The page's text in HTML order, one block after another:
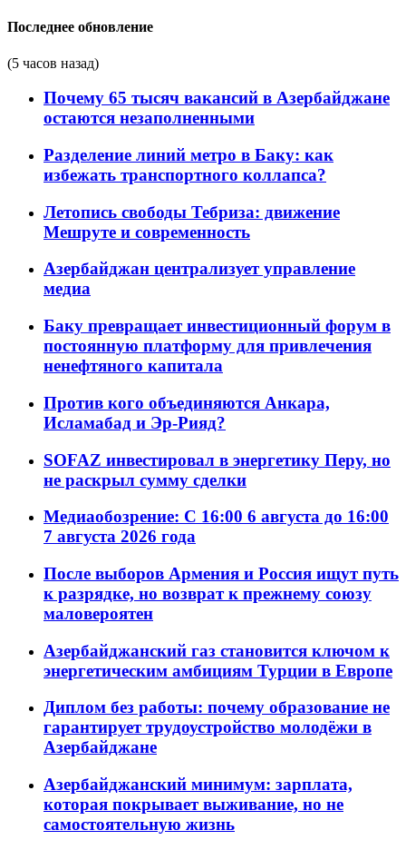
Последнее обновление
(5 часов назад)
Почему 65 тысяч вакансий в Азербайджане
остаются незаполненными
Разделение линий метро в Баку: как
избежать транспортного коллапса?
Летопись свободы Тебриза: движение
Мешруте и современность
Азербайджан централизует управление
медиа
Баку превращает инвестиционный форум в
постоянную платформу для привлечения
ненефтяного капитала
Против кого объединяются Анкара,
Исламабад и Эр-Рияд?
SOFAZ инвестировал в энергетику Перу, но
не раскрыл сумму сделки
Медиаобозрение: С 16:00 6 августа до 16:00
7 августа 2026 года
После выборов Армения и Россия ищут путь
к разрядке, но возврат к прежнему союзу
маловероятен
Азербайджанский газ становится ключом к
энергетическим амбициям Турции в Европе
Диплом без работы: почему образование не
гарантирует трудоустройство молодёжи в
Азербайджане
Азербайджанский минимум: зарплата,
которая покрывает выживание, но не
самостоятельную жизнь